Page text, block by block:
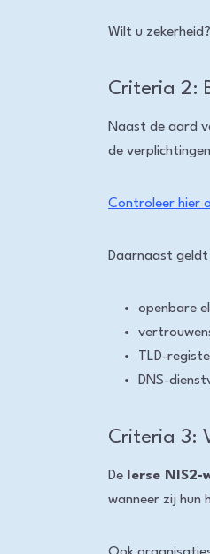
Wilt u
Criteria 2:
Naast de aard
de
Controleer hier
Daarnaast
openbare
TLD-
DNS-
Criteria 3:
De Ierse NIS2-
wanneer zij hun